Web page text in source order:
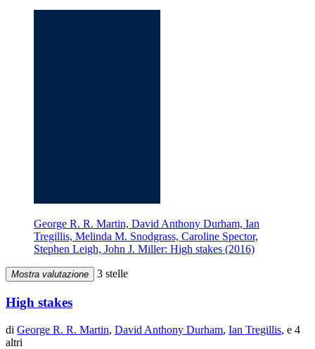
George R. R. Martin, David Anthony Durham, Ian
Tregillis, Melinda M. Snodgrass, Caroline Spector,
Stephen Leigh, John J. Miller: High stakes (2016)
Mostra valutazione 3 stelle
High stakes
di George R. R. Martin, David Anthony Durham, Ian Tregillis, e 4
altri